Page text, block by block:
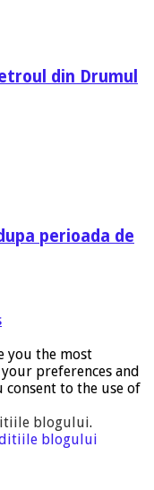
din Drumul
perioada de
you the most
preferences and
consent to the use of
blogului.
blogului